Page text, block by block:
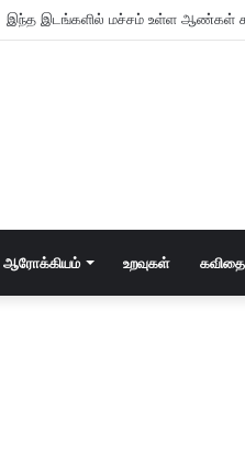
வார இறுதியில் மட்டும் கணவன் –
ஆரோக்கியம் உறவுகள்